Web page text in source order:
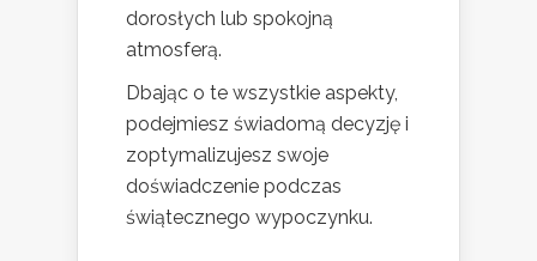
dorosłych lub spokojną
atmosferą.
Dbając o te wszystkie aspekty,
podejmiesz świadomą decyzję i
zoptymalizujesz swoje
doświadczenie podczas
świątecznego wypoczynku.